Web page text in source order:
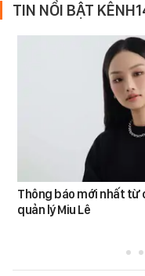
TIN NỔI BẬT
Thông báo mới nhất
quản lý Miu Lê